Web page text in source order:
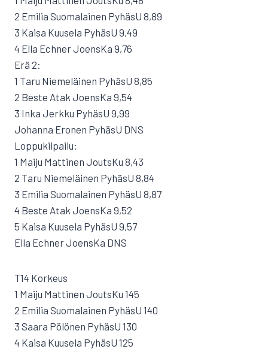
2 Emilia Suomalainen PyhäsU 8,89
3 Kaisa Kuusela PyhäsU 9,49
4 Ella Echner JoensKa 9,76
Erä 2:
1 Taru Niemeläinen PyhäsU 8,85
2 Beste Atak JoensKa 9,54
3 Inka Jerkku PyhäsU 9,99
Johanna Eronen PyhäsU DNS
Loppukilpailu:
1 Maiju Mattinen JoutsKu 8,43
2 Taru Niemeläinen PyhäsU 8,84
3 Emilia Suomalainen PyhäsU 8,87
4 Beste Atak JoensKa 9,52
5 Kaisa Kuusela PyhäsU 9,57
Ella Echner JoensKa DNS
T14 Korkeus
1 Maiju Mattinen JoutsKu 145
2 Emilia Suomalainen PyhäsU 140
3 Saara Pölönen PyhäsU 130
4 Kaisa Kuusela PyhäsU 125